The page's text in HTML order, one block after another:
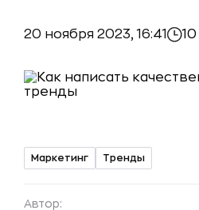
20 ноября 2023, 16:41
Маркетинг Тренды
Автор: